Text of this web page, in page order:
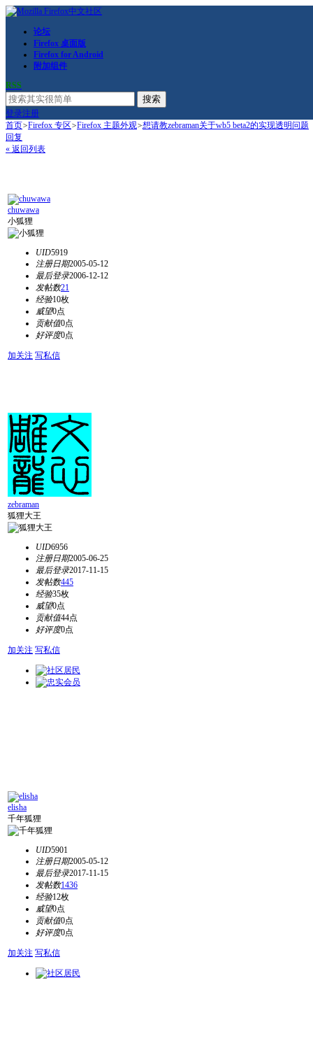
论坛
Firefox 桌面版
Firefox for Android
附加组件
RSS
搜索
登录注册
首页>Firefox 专区>Firefox 主题外观>想请教zebraman关于wb5 beta2的实现透明问题
回复
« 返回列表
chuwawa
小狐狸
UID5919
注册日期2005-05-12
最后登录2006-12-12
发帖数21
经验10枚
威望0点
贡献值0点
好评度0点
加关注 写私信
zebraman
狐狸大王
UID6956
注册日期2005-06-25
最后登录2017-11-15
发帖数445
经验35枚
威望0点
贡献值44点
好评度0点
加关注 写私信
elisha
千年狐狸
UID5901
注册日期2005-05-12
最后登录2017-11-15
发帖数1436
经验12枚
威望0点
贡献值0点
好评度0点
加关注 写私信